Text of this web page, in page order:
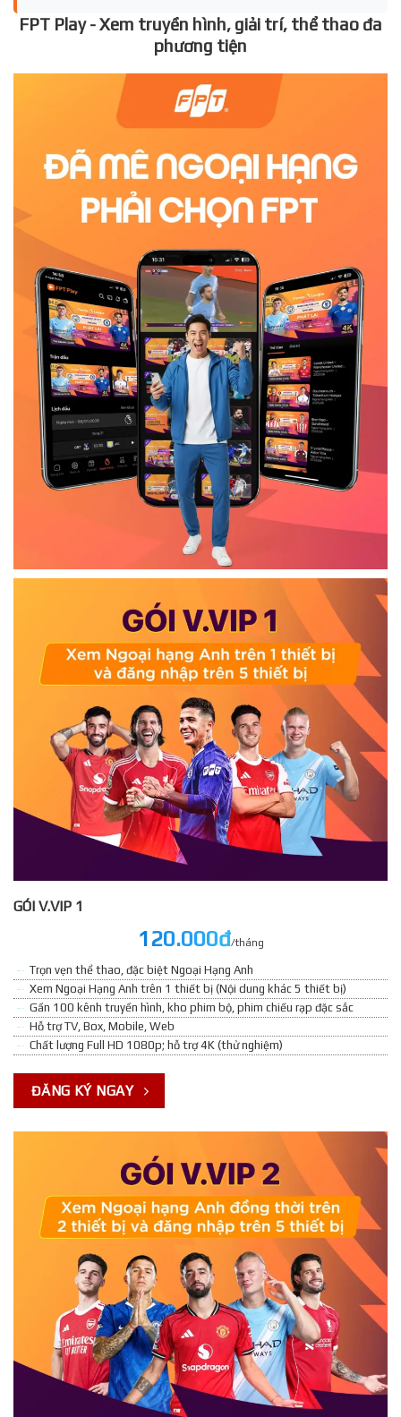
FPT Play - Xem truyền hình, giải trí, thể thao đa
phương tiện
GÓI V.VIP 1
120.000đ/tháng
Trọn vẹn thể thao, đặc biệt Ngoại Hạng Anh
Xem Ngoại Hạng Anh trên 1 thiết bị (Nội dung khác 5 thiết bị)
Gần 100 kênh truyền hình, kho phim bộ, phim chiếu rạp đặc sắc
Hỗ trợ TV, Box, Mobile, Web
Chất lượng Full HD 1080p; hỗ trợ 4K (thử nghiệm)
ĐĂNG KÝ NGAY